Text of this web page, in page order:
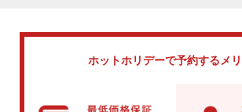
ホットホリデーで予約するメ